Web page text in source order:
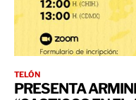
TELÓN
PRESENTA